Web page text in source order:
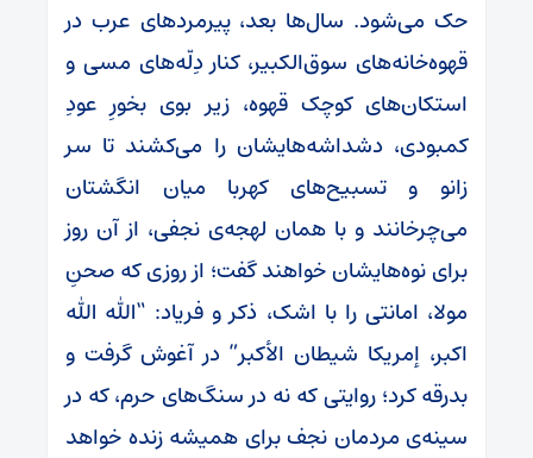
حک می‌شود. سال‌ها بعد، پیرمردهای عرب در
قهوه‌خانه‌های سوق‌الکبیر، کنار دِلّه‌های مسی و
استکان‌های کوچک قهوه، زیر بوی بخورِ عودِ
کمبودی، دشداشه‌هایشان را می‌کشند تا سر
زانو و تسبیح‌های کهربا میان انگشتان
می‌چرخانند و با همان لهجه‌ی نجفی، از آن روز
برای نوه‌هایشان خواهند گفت؛ از روزی که صحنِ
مولا، امانتی را با اشک، ذکر و فریاد: “الله الله
اکبر، إمریکا شیطان الأکبر” در آغوش گرفت و
بدرقه کرد؛ روایتی که نه در سنگ‌های حرم، که در
سینه‌ی مردمان نجف برای همیشه زنده خواهد